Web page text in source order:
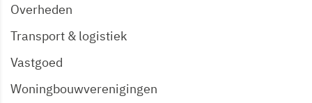
Overheden
Transport & logistiek
Vastgoed
Woningbouwverenigingen